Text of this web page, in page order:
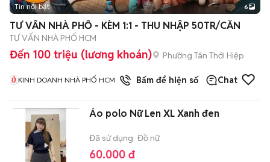
+2
Tin nổi bật 6
TƯ VẤN NHÀ PHỐ - KÈM 1:1 - THU NHẬP 50TR/CĂN
TƯ VẤN NHÀ PHỐ HCM
Đến 100 triệu (lương khoán) Phường Tân Thới Hiệp
KINH DOANH NHÀ PHỐ HCM 1đã bánBấm để hiện số Chat
Áo polo Nữ Len XL Xanh đen
Đã sử dụng Đồ nữ
60.000 đ